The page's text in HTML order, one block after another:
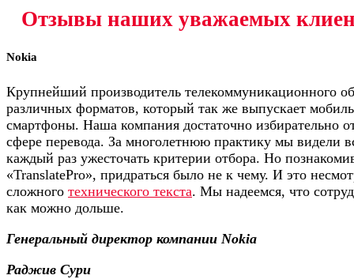
Отзывы наших уважаемых
Nokia
Крупнейший производитель телекоммуникационного
различных форматов, который так же выпускает
смартфоны. Наша компания достаточно избирательно
сфере перевода. За многолетнюю практику мы видели
каждый раз ужесточать критерии отбора. Но
«TranslatePro», придраться было не к чему. И это
сложного технического текста. Мы надеемся, что
как можно дольше.
Генеральный директор компании Nokia
Раджив Сури